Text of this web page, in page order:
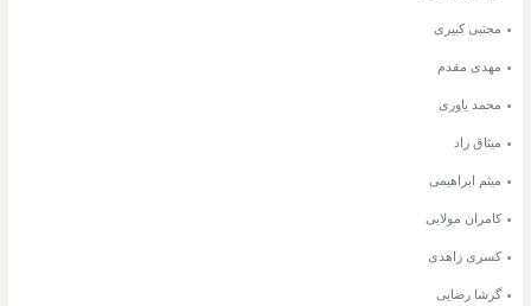
مجتبی کبیری
مهدی مقدم
محمد یاوری
میثاق راد
میثم ابراهیمی
کامران مولایی
کسری زاهدی
گرشا رضایی